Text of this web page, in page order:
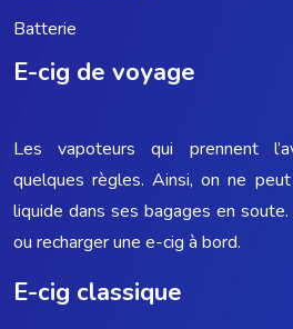
Batterie
E-cig de voyage
Les vapoteurs qui prennent
quelques règles. Ainsi, on ne
liquide dans ses bagages en
ou recharger une e-cig à bord.
E-cig classique